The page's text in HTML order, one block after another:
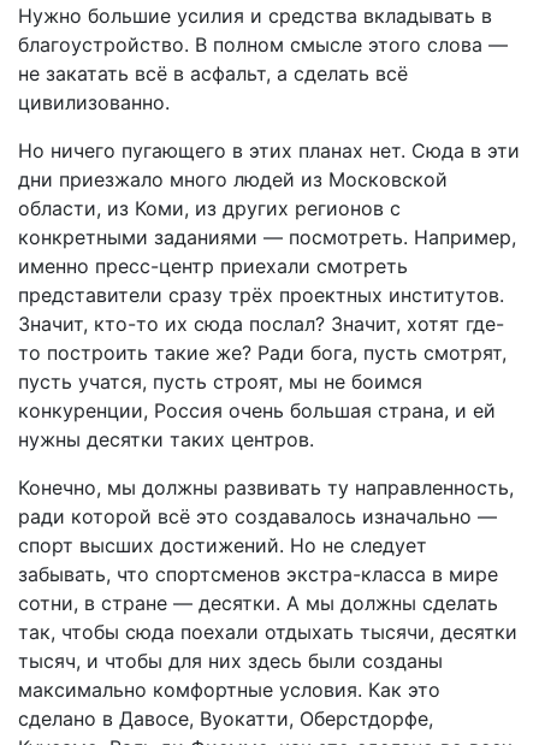
Нужно большие усилия и средства вкладывать в
благоустройство. В полном смысле этого слова —
не закатать всё в асфальт, а сделать всё
цивилизованно.
Но ничего пугающего в этих планах нет. Сюда в эти
дни приезжало много людей из Московской
области, из Коми, из других регионов с
конкретными заданиями — посмотреть. Например,
именно пресс-центр приехали смотреть
представители сразу трёх проектных институтов.
Значит, кто-то их сюда послал? Значит, хотят где-
то построить такие же? Ради бога, пусть смотрят,
пусть учатся, пусть строят, мы не боимся
конкуренции, Россия очень большая страна, и ей
нужны десятки таких центров.
Конечно, мы должны развивать ту направленность,
ради которой всё это создавалось изначально —
спорт высших достижений. Но не следует
забывать, что спортсменов экстра-класса в мире
сотни, в стране — десятки. А мы должны сделать
так, чтобы сюда поехали отдыхать тысячи, десятки
тысяч, и чтобы для них здесь были созданы
максимально комфортные условия. Как это
сделано в Давосе, Вуокатти, Оберстдорфе,